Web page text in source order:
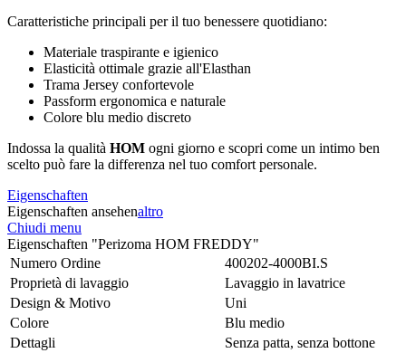
Caratteristiche principali per il tuo benessere quotidiano:
Materiale traspirante e igienico
Elasticità ottimale grazie all'Elasthan
Trama Jersey confortevole
Passform ergonomica e naturale
Colore blu medio discreto
Indossa la qualità HOM ogni giorno e scopri come un intimo ben
scelto può fare la differenza nel tuo comfort personale.
Eigenschaften
Eigenschaften ansehenaltro
Chiudi menu
Eigenschaften "Perizoma HOM FREDDY"
Numero Ordine
400202-4000BI.S
Proprietà di lavaggio
Lavaggio in lavatrice
Design & Motivo
Uni
Colore
Blu medio
Dettagli
Senza patta, senza bottone